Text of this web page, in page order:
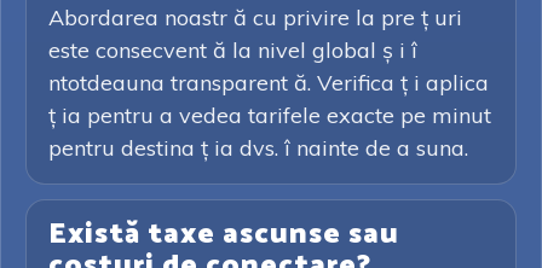
Abordarea noastr ă cu privire la pre ț uri
este consecvent ă la nivel global ș i î
ntotdeauna transparent ă. Verifica ț i aplica
ț ia pentru a vedea tarifele exacte pe minut
pentru destina ț ia dvs. î nainte de a suna.
Există taxe ascunse sau